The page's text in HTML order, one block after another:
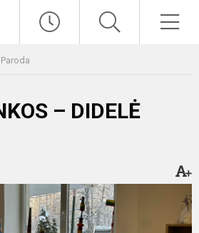
Paroda
– DIDELĖ